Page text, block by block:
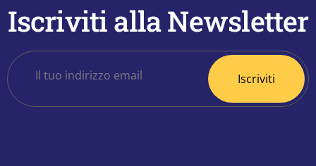
Iscriviti alla Newsletter